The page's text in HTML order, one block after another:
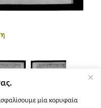
μία κορυφαία